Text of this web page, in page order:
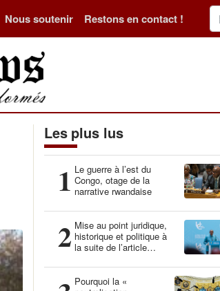
Nous soutenir Restons en contact !
Les plus lus
1 Le guerre à l’est du
Congo, otage de la
narrative rwandaise
2 Mise au point juridique,
historique et politique à
la suite de l’article
la Belgique, gardien du
patrimoine génétique”
Pourquoi la «